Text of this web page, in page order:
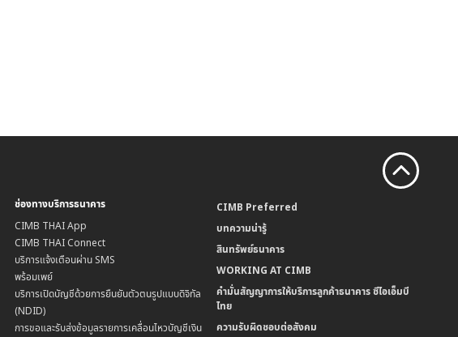
ช่องทางบริการธนาคาร
CIMB THAI App
CIMB THAI Connect
บริการแจ้งเตือนผ่าน SMS
พร้อมเพย์
บริการเปิดบัญชีด้วยการยืนยันตัวตนรูปแบบดิจิทัล
(NDID)
การขอและรับส่งข้อมูลรายการเคลื่อนไหวบัญชีเงิน
CIMB Preferred
บทความน่ารู้
สินทรัพย์ธนาคาร
WORKING AT CIMB
คำมั่นสัญญาการให้บริการลูกค้าธนาคาร ซีไอเอ็มบี
ไทย
ความรับผิดชอบต่อสังคม